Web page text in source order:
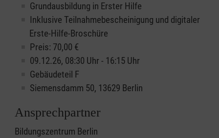
Grundausbildung in Erster Hilfe
Inklusive Teilnahmebescheinigung und digitaler
Erste-Hilfe-Broschüre
Preis: 70,00 €
09.12.26, 08:30 Uhr - 16:15 Uhr
Gebäudeteil F
Siemensdamm 50, 13629 Berlin
Ansprechpartner
Bildungszentrum Berlin